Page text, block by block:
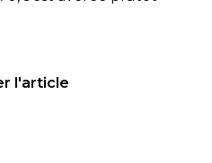
l'article